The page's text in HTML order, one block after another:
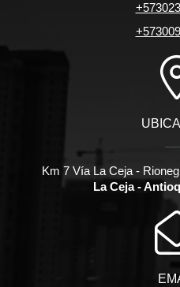
Km 7 Vía La Ceja -
La Ceja -